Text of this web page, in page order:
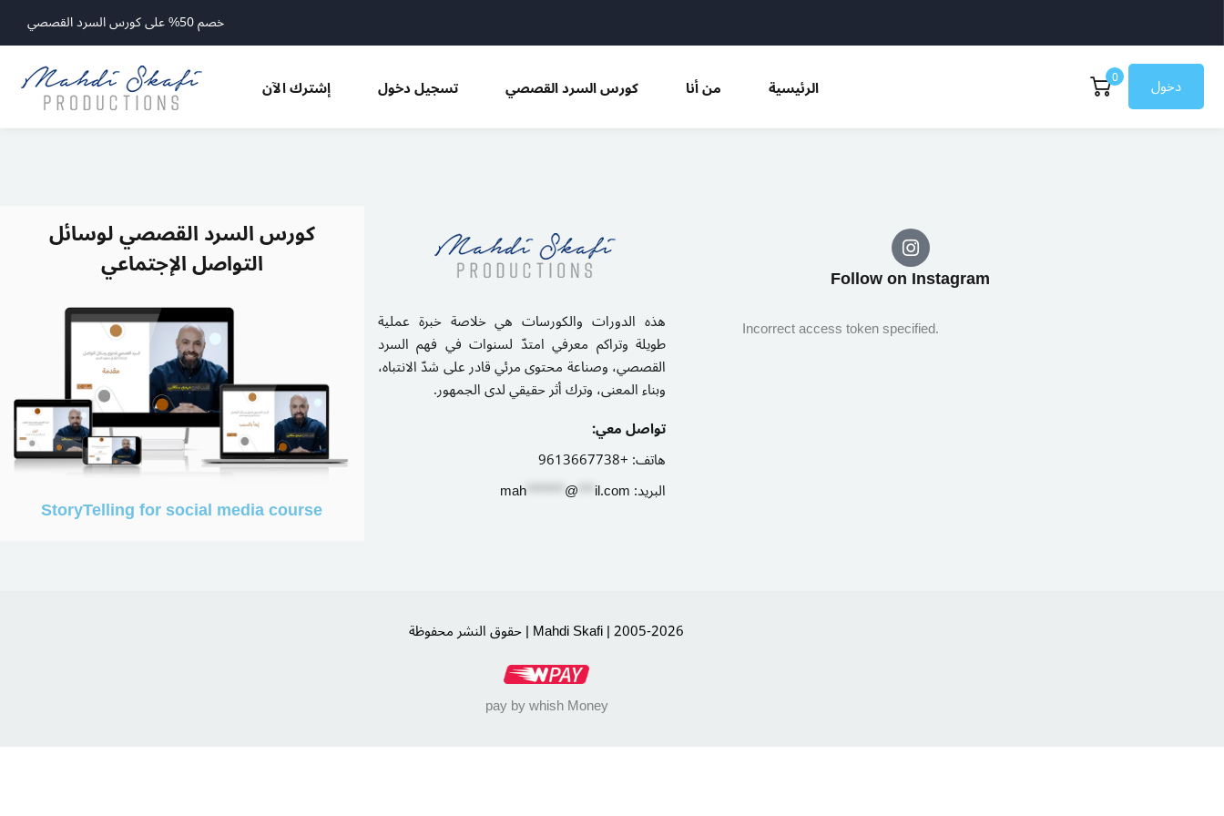
خصم 50% على كورس السرد القصصي
إشترك الآن تسجيل دخول كورس السرد القصصي من أنا الرئيسية 0 دخول
كورس السرد القصصي لوسائل
التواصل الإجتماعي
StoryTelling for social media course
هذه الدورات والكورسات هي خلاصة خبرة عملية
طويلة وتراكم معرفي امتدّ لسنوات في فهم السرد
القصصي، وصناعة محتوى مرئي قادر على شدّ الانتباه،
وبناء المعنى، وترك أثر حقيقي لدى الجمهور.
تواصل معي:
هاتف:+9613667738
البريد:
mah*******@***il.com
Follow on Instagram​
Incorrect access token specified.
حقوق النشر محفوظة | Mahdi Skafi | 2005-2026
pay by whish Money
Sign in Sign up
Remember me Lost your password?